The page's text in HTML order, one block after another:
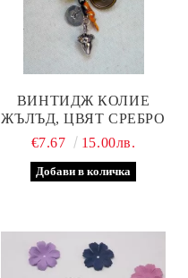
ВИНТИДЖ КОЛИЕ
ЖЪЛЪД, ЦВЯТ СРЕБРО
€7.67
15.00лв.